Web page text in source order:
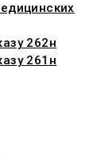
262н
261н